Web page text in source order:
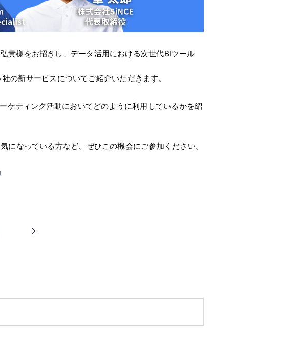
貴様をお招きし、データ活用における次世代BIツール
の新サービスについてご紹介いただきます。
ケティング活動においてどのように利用しているかを紹
なっている方など、ぜひこの機会にご参加ください。